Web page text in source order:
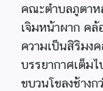
คณะตำบลภูตาห
เจิมหน้าผาก ค
ความเป็นสิริมง
บรรยากาศเต็ม
ขบวนโขลงช้าง